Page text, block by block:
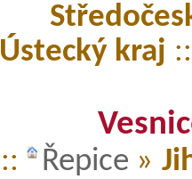
Ústecký kraj
:: Řepice »